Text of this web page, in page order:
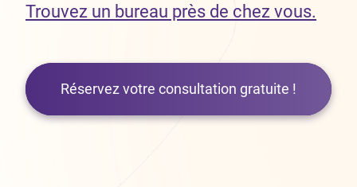
Trouvez un bureau près de chez vous.
Réservez votre consultation gratuite !